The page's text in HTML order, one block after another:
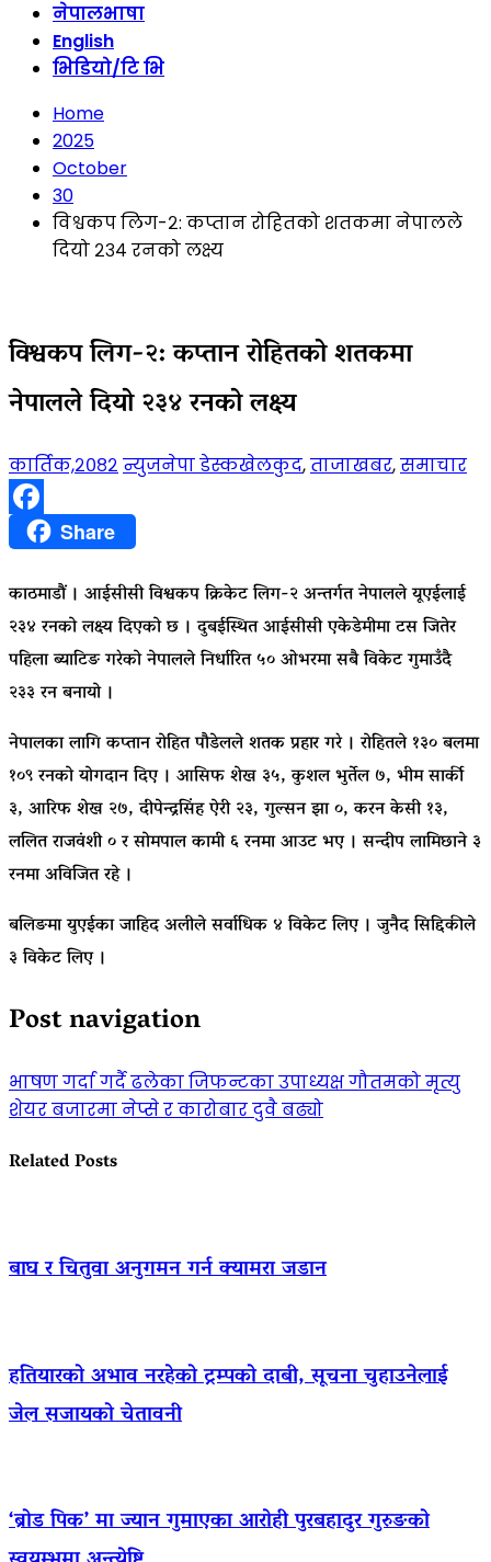
नेपालभाषा
English
भिडियो/टि भि
Home
2025
October
30
विश्वकप लिग-२: कप्तान रोहितको शतकमा नेपालले
दियो २३४ रनको लक्ष्य
विश्वकप लिग-२: कप्तान रोहितको शतकमा
नेपालले दियो २३४ रनको लक्ष्य
कार्तिक,२०८२ न्युजनेपा डेस्कखेलकुद,ताजाखबर,समाचार
FacebookShare
काठमाडौं । आईसीसी विश्वकप क्रिकेट लिग-२ अन्तर्गत नेपालले यूएईलाई
२३४ रनको लक्ष्य दिएको छ । दुबईस्थित आईसीसी एकेडेमीमा टस जितेर
पहिला ब्याटिङ गरेको नेपालले निर्धारित ५० ओभरमा सबै विकेट गुमाउँदै
२३३ रन बनायो ।
नेपालका लागि कप्तान रोहित पौडेलले शतक प्रहार गरे । रोहितले १३० बलमा
१०९ रनको योगदान दिए । आसिफ शेख ३५, कुशल भुर्तेल ७, भीम सार्की
३, आरिफ शेख २७, दीपेन्द्रसिंह ऐरी २३, गुल्सन झा ०, करन केसी १३,
ललित राजवंशी ० र सोमपाल कामी ६ रनमा आउट भए । सन्दीप लामिछाने ३
रनमा अविजित रहे ।
बलिङमा युएईका जाहिद अलीले सर्वाधिक ४ विकेट लिए । जुनैद सिद्दिकीले
३ विकेट लिए ।
Post navigation
भाषण गर्दा गर्दै ढलेका जिफन्टका उपाध्यक्ष गौतमको मृत्यु
शेयर बजारमा नेप्से र कारोबार दुवै बढ्यो
Related Posts
बाघ र चितुवा अनुगमन गर्न क्यामरा जडान
हतियारको अभाव नरहेको ट्रम्पको दाबी, सूचना चुहाउनेलाई
जेल सजायको चेतावनी
‘ब्रोड पिक’ मा ज्यान गुमाएका आराेही पुरबहादुर गुरुङको